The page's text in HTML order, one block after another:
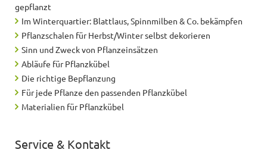
gepflanzt
Im Winterquartier: Blattlaus, Spinnmilben & Co. bekämpfen
Pflanzschalen für Herbst/Winter selbst dekorieren
Sinn und Zweck von Pflanzeinsätzen
Abläufe für Pflanzkübel
Die richtige Bepflanzung
Für jede Pflanze den passenden Pflanzkübel
Materialien für Pflanzkübel
Service & Kontakt